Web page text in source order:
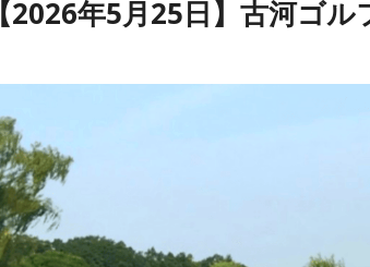
【2026年5月25日】古河ゴル